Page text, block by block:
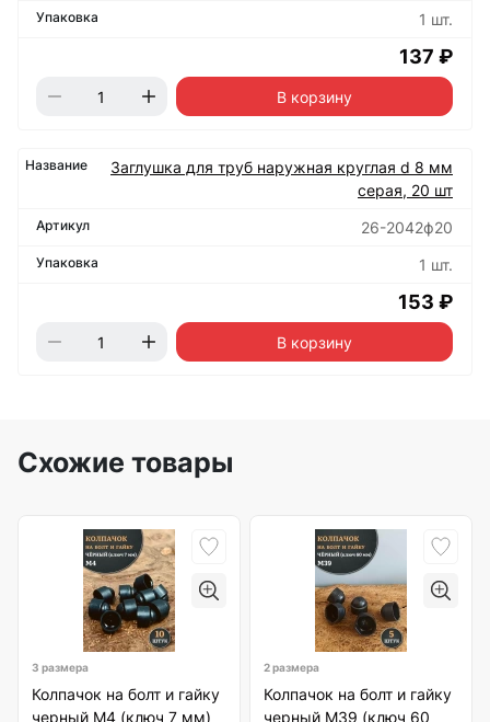
1 шт.
137 ₽
В корзину
Заглушка для труб наружная круглая d 8 мм
серая, 20 шт
26-2042ф20
1 шт.
153 ₽
В корзину
Схожие товары
3 размера
Колпачок на болт и гайку
черный M4 (ключ 7 мм)
2 размера
Колпачок на болт и гайку
черный M39 (ключ 60